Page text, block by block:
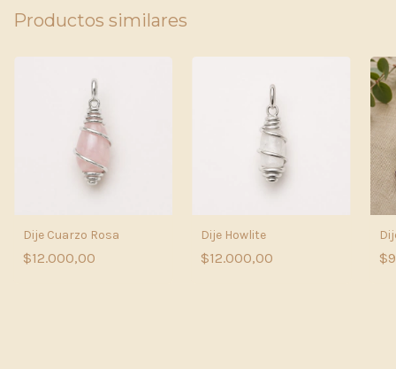
Productos similares
Dije Cuarzo Rosa
$12.000,00
Dije Howlite
$12.000,00